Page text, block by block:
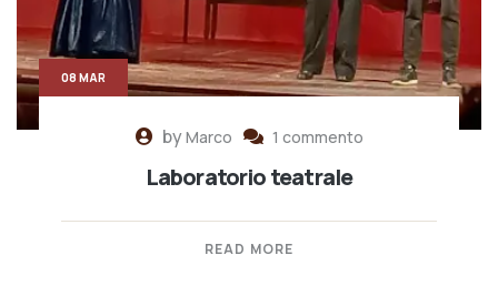
byMarco 1 commento
Laboratorio teatrale
READ MORE
08 MAR